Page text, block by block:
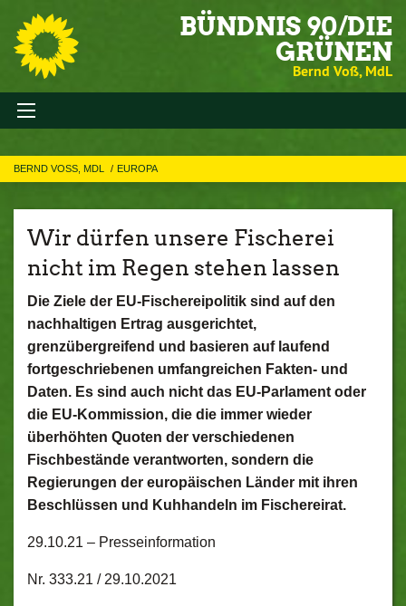
BÜNDNIS 90/DIE
GRÜNEN
Bernd Voß, MdL
BERND VOSS, MDL EUROPA
Wir dürfen unsere Fischerei
nicht im Regen stehen lassen
Die Ziele der EU-Fischereipolitik sind auf den
nachhaltigen Ertrag ausgerichtet,
grenzübergreifend und basieren auf laufend
fortgeschriebenen umfangreichen Fakten- und
Daten. Es sind auch nicht das EU-Parlament oder
die EU-Kommission, die die immer wieder
überhöhten Quoten der verschiedenen
Fischbestände verantworten, sondern die
Regierungen der europäischen Länder mit ihren
Beschlüssen und Kuhhandeln im Fischereirat.
29.10.21 – Presseinformation
Nr. 333.21 / 29.10.2021